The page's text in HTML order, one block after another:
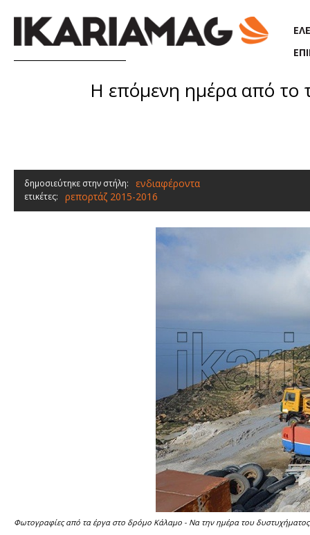
Η επόμενη ημέρα από το
δημοσιεύτηκε στην στήλη: ενδιαφέροντα
ετικέτες: ρεπορτάζ 2015-2016
Φωτογραφίες από τα έργα στο δρόμο Κάλαμο - Να την ημέρα του